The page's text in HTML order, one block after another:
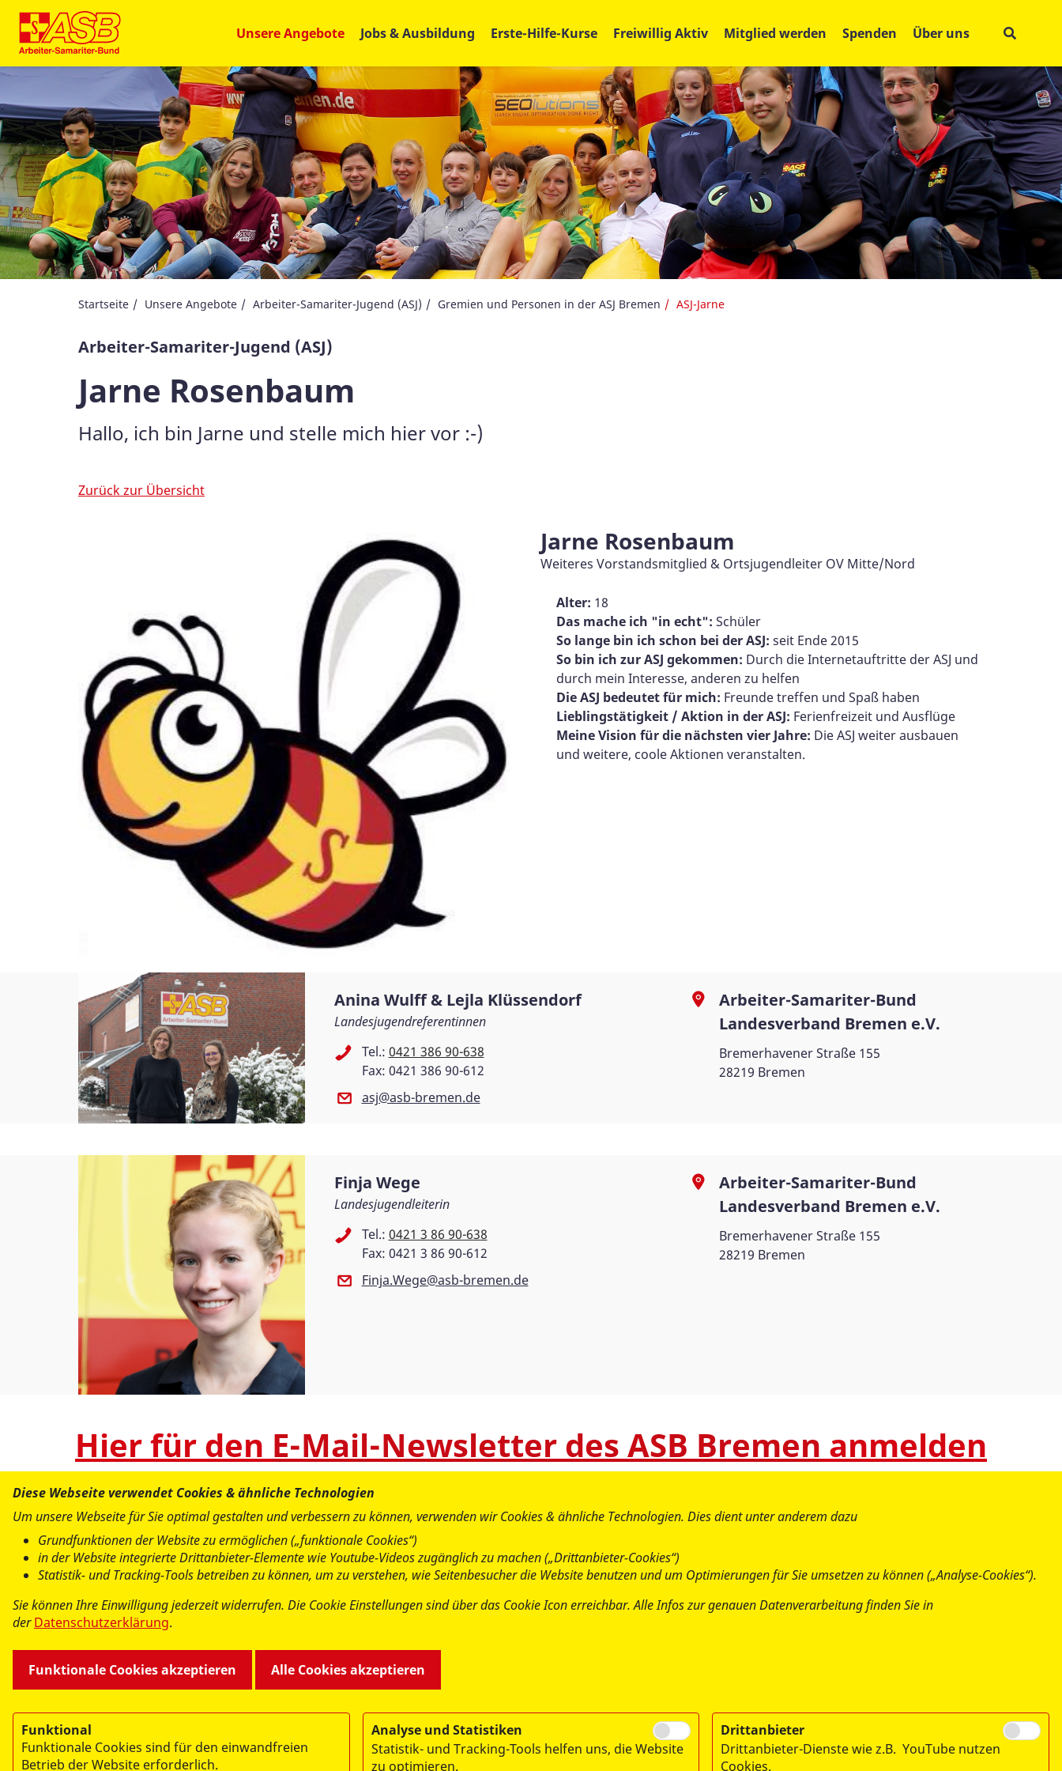
Unsere Angebote Jobs & Ausbildung Erste-Hilfe-Kurse Freiwillig Aktiv Mitglied werden Spenden Über uns
Startseite Unsere Angebote Arbeiter-Samariter-Jugend (ASJ) Gremien und Personen in der ASJ Bremen ASJ-Jarne
Arbeiter-Samariter-Jugend (ASJ)
Jarne Rosenbaum
Hallo, ich bin Jarne und stelle mich hier vor :-)
Zurück zur Übersicht
Jarne Rosenbaum
Weiteres Vorstandsmitglied & Ortsjugendleiter OV Mitte/Nord
Alter: 18
Das mache ich "in echt": Schüler
So lange bin ich schon bei der ASJ: seit Ende 2015
So bin ich zur ASJ gekommen: Durch die Internetauftritte der ASJ und
durch mein Interesse, anderen zu helfen
Die ASJ bedeutet für mich: Freunde treffen und Spaß haben
Lieblingstätigkeit / Aktion in der ASJ: Ferienfreizeit und Ausflüge
Meine Vision für die nächsten vier Jahre: Die ASJ weiter ausbauen
und weitere, coole Aktionen veranstalten.
Anina Wulff & Lejla Klüssendorf
Landesjugendreferentinnen
Tel.: 0421 386 90-638
Fax: 0421 386 90-612
asj@asb-bremen.de
Arbeiter-Samariter-Bund
Landesverband Bremen e.V.
Bremerhavener Straße 155
28219 Bremen
Finja Wege
Landesjugendleiterin
Tel.: 0421 3 86 90-638
Fax: 0421 3 86 90-612
Finja.Wege@asb-bremen.de
Arbeiter-Samariter-Bund
Landesverband Bremen e.V.
Bremerhavener Straße 155
28219 Bremen
Hier für den E-Mail-Newsletter des ASB Bremen anmelden
Diese Webseite verwendet Cookies & ähnliche Technologien
Um unsere Webseite für Sie optimal gestalten und verbessern zu können, verwenden wir Cookies & ähnliche Technologien. Dies dient unter anderem dazu
Grundfunktionen der Website zu ermöglichen („funktionale Cookies“)
in der Website integrierte Drittanbieter-Elemente wie Youtube-Videos zugänglich zu machen („Drittanbieter-Cookies“)
Statistik- und Tracking-Tools betreiben zu können, um zu verstehen, wie Seitenbesucher die Website benutzen und um Optimierungen für Sie umsetzen zu können („Analyse-Cookies“).
Sie können Ihre Einwilligung jederzeit widerrufen. Die Cookie Einstellungen sind über das Cookie Icon erreichbar. Alle Infos zur genauen Datenverarbeitung finden Sie in
derDatenschutzerklärung.
Funktionale Cookies akzeptieren Alle Cookies akzeptieren
Funktional
Funktionale Cookies sind für den einwandfreien
Betrieb der Website erforderlich.
Analyse und Statistiken
Statistik- und Tracking-Tools helfen uns, die Website
zu optimieren.
Drittanbieter
Drittanbieter-Dienste wie z.B. YouTube nutzen
Cookies.